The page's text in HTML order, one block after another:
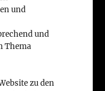
und
und
Thema
zu den